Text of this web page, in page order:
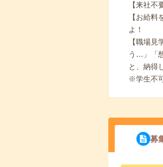
【来社
【お給
よ！
【職場
う…」「
と、納得
※学生不
募